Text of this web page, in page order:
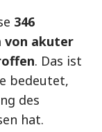
346
von akuter
. Das ist
bedeutet,
des
hat.